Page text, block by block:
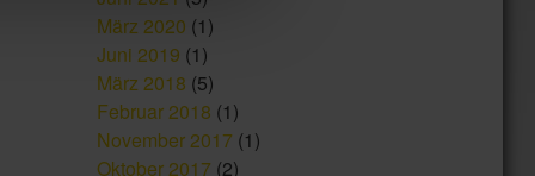
März 2020 (1)
Juni 2019 (1)
März 2018 (5)
Februar 2018 (1)
November 2017 (1)
Oktober 2017 (2)